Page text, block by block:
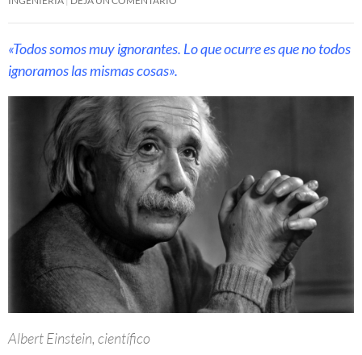
«Todos somos muy ignorantes. Lo que ocurre es que no todos
ignoramos las mismas cosas».
Albert Einstein, científico